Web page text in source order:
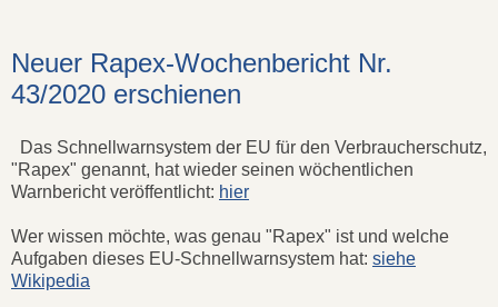
Neuer Rapex-Wochenbericht Nr.
43/2020 erschienen
Das Schnellwarnsystem der EU für den Verbraucherschutz,
"Rapex" genannt, hat wieder seinen wöchentlichen
Warnbericht veröffentlicht: hier
Wer wissen möchte, was genau "Rapex" ist und welche
Aufgaben dieses EU-Schnellwarnsystem hat: siehe
Wikipedia